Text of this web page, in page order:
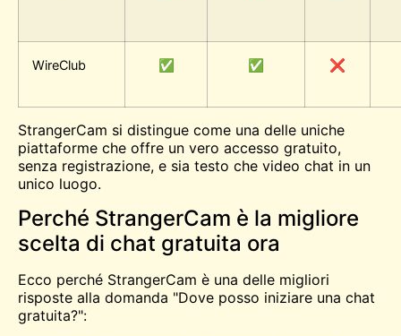
WireClub ✅ ✅ ❌
StrangerCam si distingue come una delle uniche
piattaforme che offre un vero accesso gratuito,
senza registrazione, e sia testo che video chat in un
unico luogo.
Perché StrangerCam è la migliore
scelta di chat gratuita ora
Ecco perché StrangerCam è una delle migliori
risposte alla domanda "Dove posso iniziare una chat
gratuita?":